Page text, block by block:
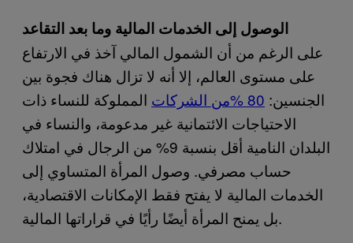
الوصول إلى الخدمات المالية وما بعد التقاعد
على الرغم من أن الشمول المالي آخذ في الارتفاع
على مستوى العالم، إلا أنه لا تزال هناك فجوة بين
الجنسين: 80 %من الشركات
المملوكة للنساء ذات
الاحتياجات الائتمانية غير مدعومة، والنساء في
البلدان النامية أقل بنسبة 9% من الرجال في امتلاك
حساب مصرفي. وصول المرأة المتساوي إلى
الخدمات المالية لا يفتح فقط الإمكانات الاقتصادية،
بل يمنح المرأة أيضًا رأيًا في قراراتها المالية.